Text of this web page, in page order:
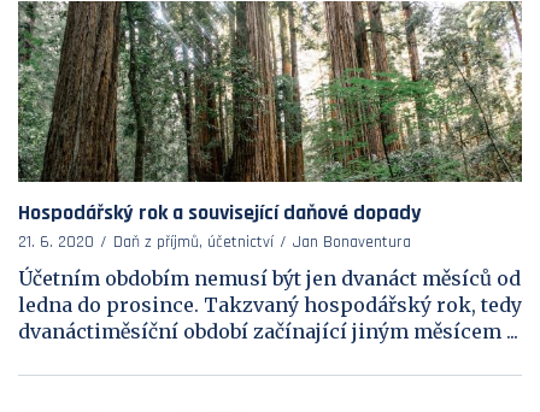
Hospodářský rok a související daňové dopady
21. 6. 2020 Daň z příjmů, účetnictví Jan Bonaventura
Účetním obdobím nemusí být jen dvanáct měsíců od
ledna do prosince. Takzvaný hospodářský rok, tedy
dvanáctiměsíční období začínající jiným měsícem ...